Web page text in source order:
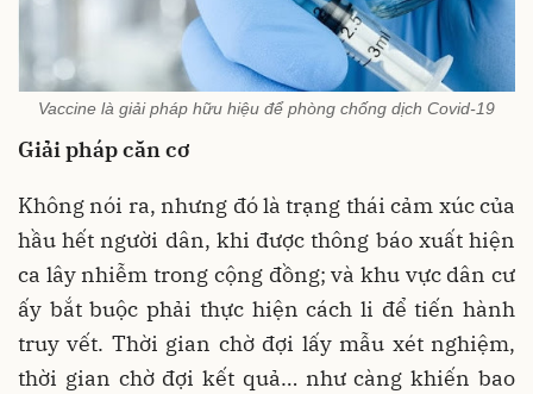
Vaccine là giải pháp hữu hiệu để phòng chống dịch Covid-19
Giải pháp căn cơ
Không nói ra, nhưng đó là trạng thái cảm xúc của
hầu hết người dân, khi được thông báo xuất hiện
ca lây nhiễm trong cộng đồng; và khu vực dân cư
ấy bắt buộc phải thực hiện cách li để tiến hành
truy vết. Thời gian chờ đợi lấy mẫu xét nghiệm,
thời gian chờ đợi kết quả… như càng khiến bao